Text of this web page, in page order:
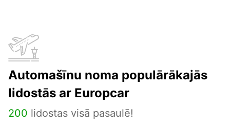
Automašīnu noma populārākajās
lidostās ar Europcar
200 lidostas visā pasaulē!